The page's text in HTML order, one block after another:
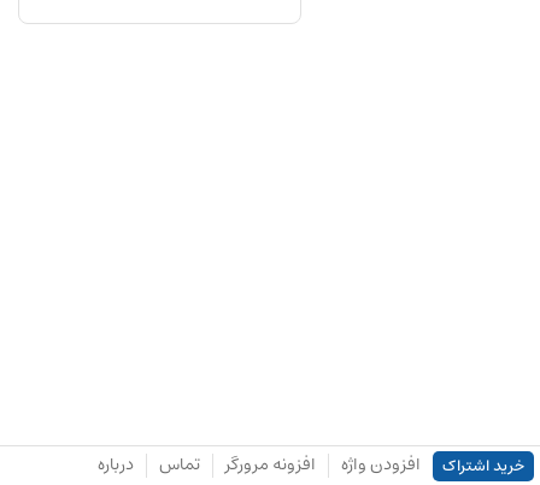
خرید اشتراک افزودن واژه افزونه مرورگر تماس درباره